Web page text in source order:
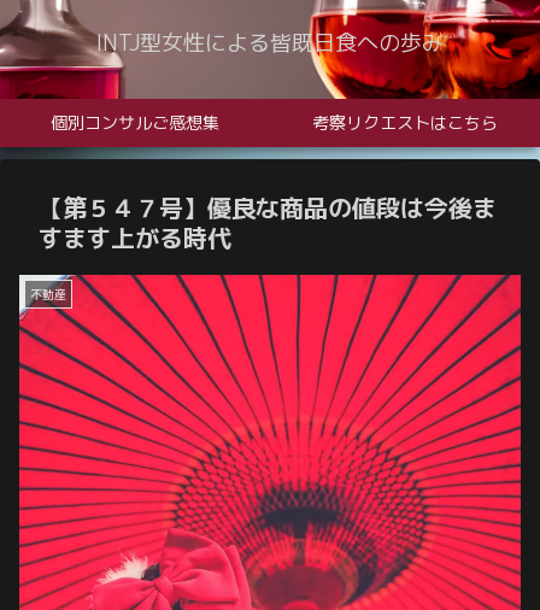
INTJ型女性による皆既日食への歩み
個別コンサルご感想集 考察リクエストはこちら
【第５４７号】優良な商品の値段は今後ま
すます上がる時代
不動産